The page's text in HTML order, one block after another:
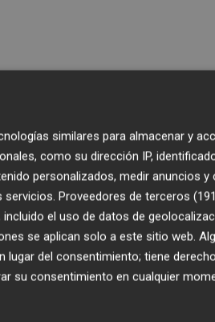
similares para almacenar y
como su dirección IP,
personalizados, medir anuncios y
servicios. Proveedores de terceros
el uso de datos de
se aplican solo a este sitio web.
lugar del consentimiento; tiene
su consentimiento en cualquier